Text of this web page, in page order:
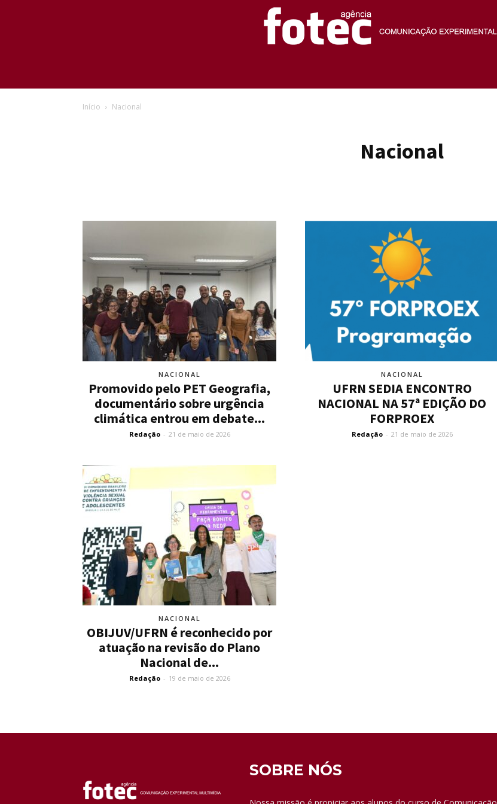
Início Nacional
Nacional
NACIONAL
Promovido pelo PET Geografia,
documentário sobre urgência
climática entrou em debate...
Redação - 21 de maio de 2026
NACIONAL
UFRN SEDIA ENCONTRO
NACIONAL NA 57ª EDIÇÃO DO
FORPROEX
Redação - 21 de maio de 2026
NACIONAL
OBIJUV/UFRN é reconhecido por
atuação na revisão do Plano
Nacional de...
Redação - 19 de maio de 2026
SOBRE NÓS